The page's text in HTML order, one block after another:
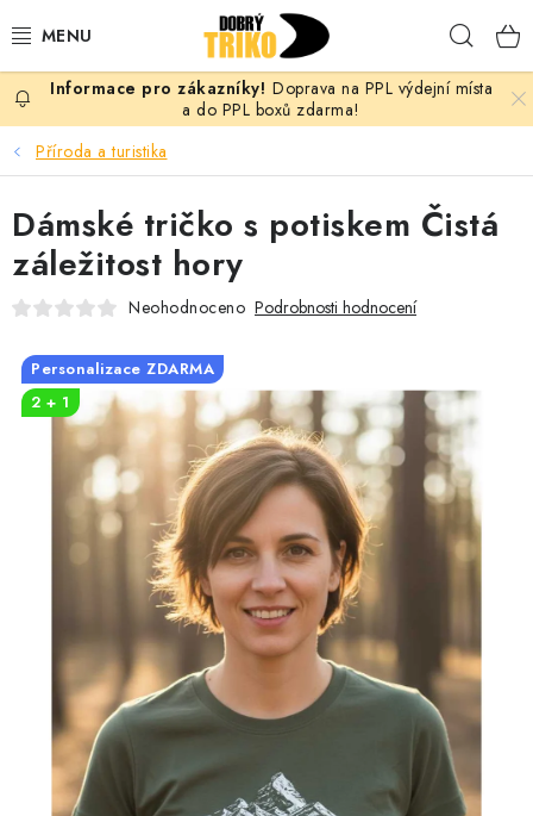
na
PRO ŽENY
PRO MUŽE
PRO DĚTI
PRO PÁRY
VLASTNÍ MOTIV
OKAMŽITĚ K ODBĚRU
MÁM SRDCE POMÁHÁM
VÁNOCE
Doprava na PPL výdejní místa
a do PPL boxů zdarma!
Příroda a turistika
Dámské tričko s potiskem Čistá
záležitost hory
Neohodnoceno Podrobnosti hodnocení
Personalizace ZDARMA
2 + 1